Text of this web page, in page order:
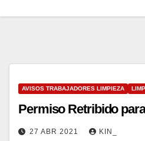
AVISOS TRABAJADORES LIMPIEZA
Permiso Retribido
27 ABR 2021 KIN_